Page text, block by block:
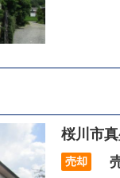
桜川市
売却